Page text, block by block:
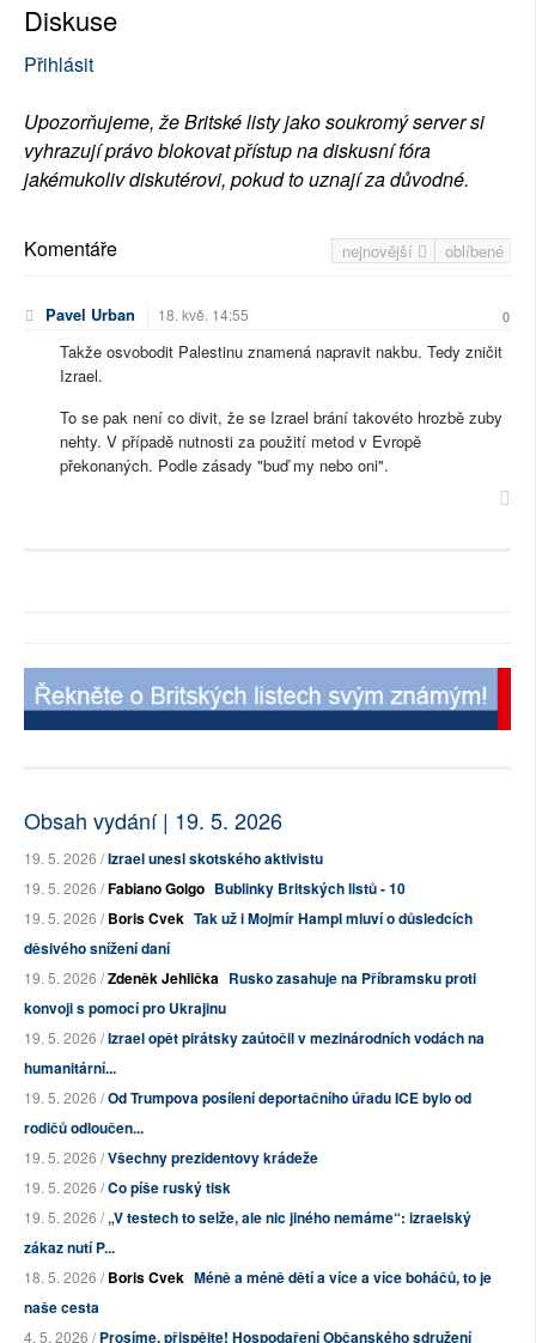
Diskuse
Přihlásit
Upozorňujeme, že Britské listy jako soukromý server si
vyhrazují právo blokovat přístup na diskusní fóra
jakémukoliv diskutérovi, pokud to uznají za důvodné.
nejnovější oblíbené
Komentáře
Pavel Urban 18. kvě. 14:55 0
Takže osvobodit Palestinu znamená napravit nakbu. Tedy zničit
Izrael.
To se pak není co divit, že se Izrael brání takovéto hrozbě zuby
nehty. V případě nutnosti za použití metod v Evropě
překonaných. Podle zásady "buď my nebo oni".
Obsah vydání | 19. 5. 2026
19. 5. 2026 /Izrael unesl skotského aktivistu
19. 5. 2026 /Fabiano Golgo Bublinky Britských listů - 10
19. 5. 2026 /Boris Cvek Tak už i Mojmír Hampl mluví o důsledcích
děsivého snížení daní
19. 5. 2026 /Zdeněk Jehlička Rusko zasahuje na Příbramsku proti
konvoji s pomocí pro Ukrajinu
19. 5. 2026 /Izrael opět pirátsky zaútočil v mezinárodních vodách na
humanitární...
19. 5. 2026 /Od Trumpova posílení deportačního úřadu ICE bylo od
rodičů odloučen...
19. 5. 2026 /Všechny prezidentovy krádeže
19. 5. 2026 /Co píše ruský tisk
19. 5. 2026 /„V testech to selže, ale nic jiného nemáme“: izraelský
zákaz nutí P...
18. 5. 2026 /Boris Cvek Méně a méně dětí a více a více boháčů, to je
naše cesta
4. 5. 2026 /Prosíme, přispějte! Hospodaření Občanského sdružení